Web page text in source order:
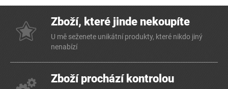
Zboží, které jinde nekoupíte
U mě seženete unikátní produkty, které nikdo jiný
nenabízí
Zboží prochází kontrolou